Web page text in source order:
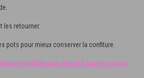
les retourner.
pots pour mieux conserver la confiture.
infaillible pour réussir à tous les coups